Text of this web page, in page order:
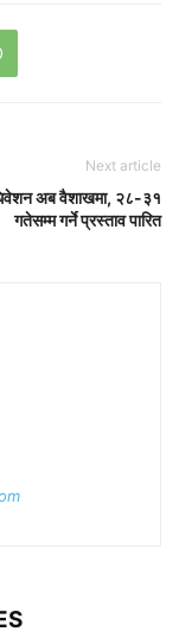
Next article
अब वैशाखमा, २८-३१
गतेसम्म गर्ने प्रस्ताव पारित